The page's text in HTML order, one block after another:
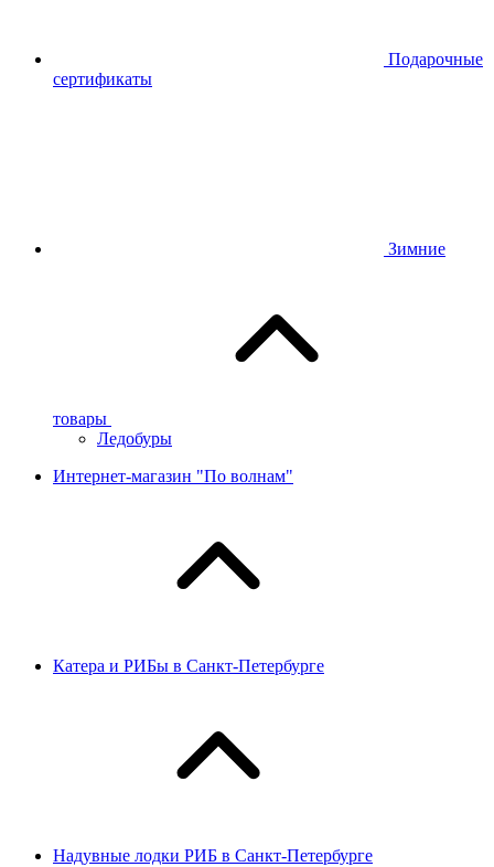
Подарочные
сертификаты
Зимние
товары
Ледобуры
Интернет-магазин "По волнам"
Катера и РИБы в Санкт-Петербурге
Надувные лодки РИБ в Санкт-Петербурге